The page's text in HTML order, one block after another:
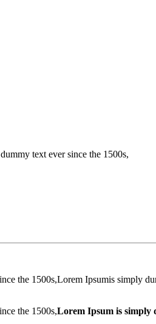
text ever since the 1500s,
the 1500s,Lorem Ipsumis simply
the 1500s,Lorem Ipsum is simply